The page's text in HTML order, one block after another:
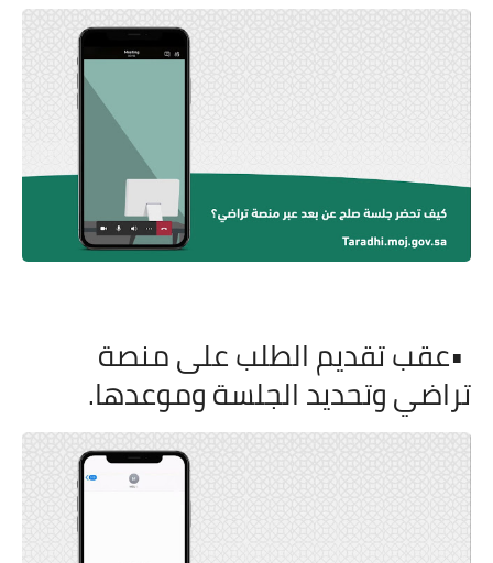
•عقب تقديم الطلب على منصة
تراضي وتحديد الجلسة وموعدها.